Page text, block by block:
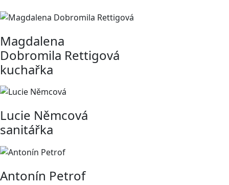
Magdalena
Dobromila Rettigová
kuchařka
Lucie Němcová
sanitářka
Antonín Petrof